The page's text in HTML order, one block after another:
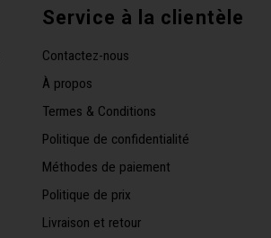
Service à la clientèle
Contactez-nous
À propos
Termes & Conditions
Politique de confidentialité
Méthodes de paiement
Politique de prix
Livraison et retour